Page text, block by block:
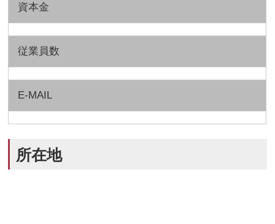
資本金
従業員数
E-MAIL
所在地